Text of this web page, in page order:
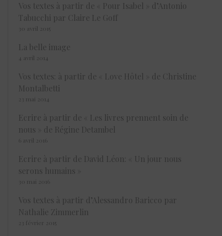
Vos textes à partir de « Pour Isabel » d’Antonio
Tabucchi par Claire Le Goff
30 avril 2015
La belle image
4 avril 2014
Vos textes: à partir de « Love Hôtel » de Christine
Montalbetti
23 mai 2014
Ecrire à partir de « Les livres prennent soin de
nous » de Régine Detambel
6 avril 2016
Ecrire à partir de David Léon: « Un jour nous
serons humains »
30 mai 2016
Vos textes à partir d’Alessandro Baricco par
Nathalie Zimmerlin
23 février 2015